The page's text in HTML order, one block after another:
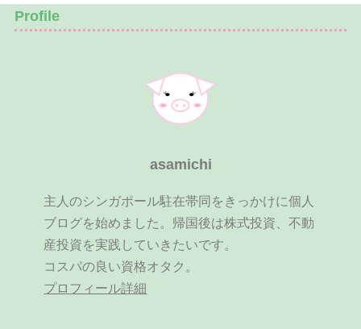
Profile
asamichi
主人のシンガポール駐在帯同をきっかけに個人
ブログを始めました。帰国後は株式投資、不動
産投資を実践していきたいです。
コスパの良い資格オタク。
プロフィール詳細